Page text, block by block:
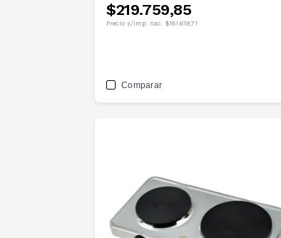
$219.759,85
Precio s/imp. nac. $181.619,71
Comparar